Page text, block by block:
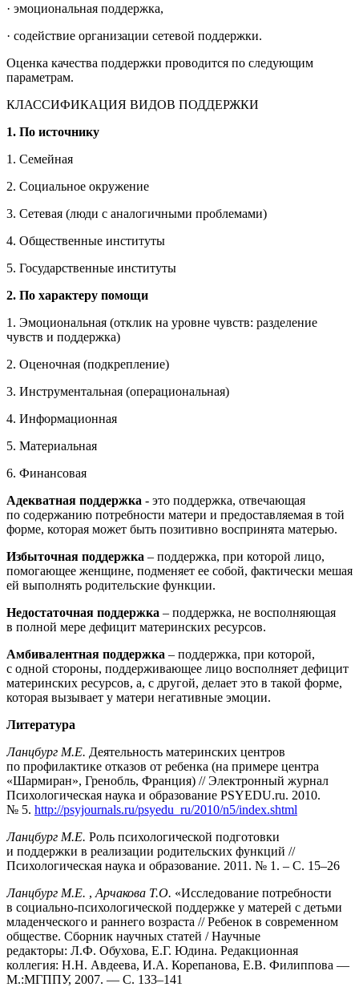
· эмоциональная поддержка,
· содействие организации сетевой поддержки.
Оценка качества поддержки проводится по следующим
параметрам.
КЛАССИФИКАЦИЯ ВИДОВ ПОДДЕРЖКИ
1. По источнику
1. Семейная
2. Социальное окружение
3. Сетевая (люди с аналогичными проблемами)
4. Общественные институты
5. Государственные институты
2. По характеру помощи
1. Эмоциональная (отклик на уровне чувств: разделение
чувств и поддержка)
2. Оценочная (подкрепление)
3. Инструментальная (операциональная)
4. Информационная
5. Материальная
6. Финансовая
Адекватная поддержка - это поддержка, отвечающая
по содержанию потребности матери и предоставляемая в той
форме, которая может быть позитивно воспринята матерью.
Избыточная поддержка – поддержка, при которой лицо,
помогающее женщине, подменяет ее собой, фактически мешая
ей выполнять родительские функции.
Недостаточная поддержка – поддержка, не восполняющая
в полной мере дефицит материнских ресурсов.
Амбивалентная поддержка – поддержка, при которой,
с одной стороны, поддерживающее лицо восполняет дефицит
материнских ресурсов, а, с другой, делает это в такой форме,
которая вызывает у матери негативные эмоции.
Литература
Ланцбург М.Е. Деятельность материнских центров
по профилактике отказов от ребенка (на примере центра
«Шармиран», Гренобль, Франция) // Электронный журнал
Психологическая наука и образование PSYEDU.ru. 2010.
№ 5. http://psyjournals.ru/psyedu_ru/2010/n5/index.shtml
Ланцбург М.Е. Роль психологической подготовки
и поддержки в реализации родительских функций //
Психологическая наука и образование. 2011. № 1. – C. 15–26
Ланцбург М.Е. , Арчакова Т.О. «Исследование потребности
в социально-психологической поддержке у матерей с детьми
младенческого и раннего возраста // Ребенок в современном
обществе. Сборник научных статей / Научные
редакторы: Л.Ф. Обухова, Е.Г. Юдина. Редакционная
коллегия: Н.Н. Авдеева, И.А. Корепанова, Е.В. Филиппова —
M.:МГППУ, 2007. — C. 133–141